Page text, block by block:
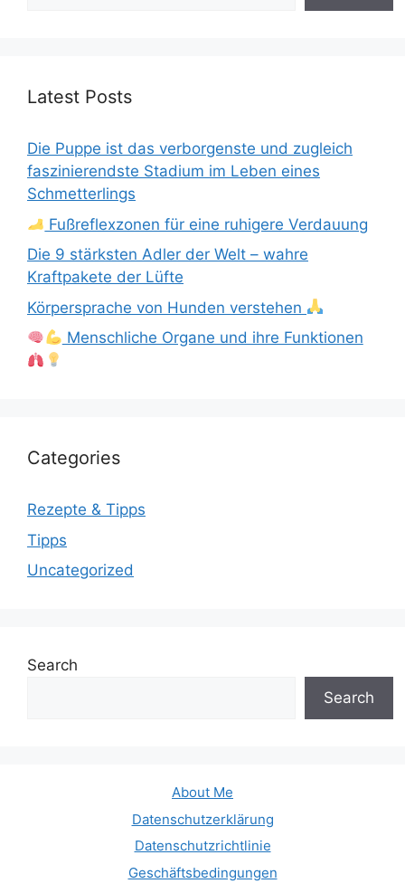
Latest Posts
Die Puppe ist das verborgenste und zugleich
faszinierendste Stadium im Leben eines
Schmetterlings
Fußreflexzonen für eine ruhigere Verdauung
Die 9 stärksten Adler der Welt – wahre
Kraftpakete der Lüfte
Körpersprache von Hunden verstehen
Menschliche Organe und ihre Funktionen
Categories
Rezepte & Tipps
Tipps
Uncategorized
Search
Search
About Me
Datenschutzerklärung
Datenschutzrichtlinie
Geschäftsbedingungen